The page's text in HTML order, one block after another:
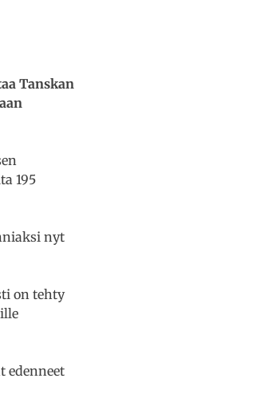
Tanskan
195
nyt
on tehty
edenneet